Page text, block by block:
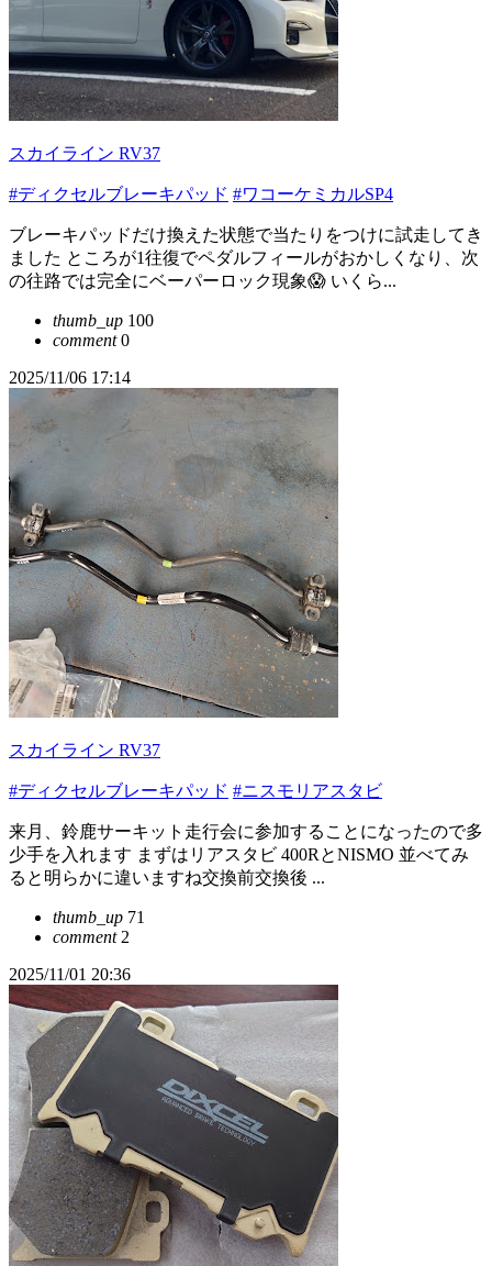
スカイライン RV37
#ディクセルブレーキパッド #ワコーケミカルSP4
ブレーキパッドだけ換えた状態で当たりをつけに試走してき
ました ところが1往復でペダルフィールがおかしくなり、次
の往路では完全にベーパーロック現象😱 いくら...
thumb_up 100
comment0
2025/11/06 17:14
スカイライン RV37
#ディクセルブレーキパッド #ニスモリアスタビ
来月、鈴鹿サーキット走行会に参加することになったので多
少手を入れます まずはリアスタビ 400RとNISMO 並べてみ
ると明らかに違いますね交換前交換後 ...
thumb_up 71
comment2
2025/11/01 20:36